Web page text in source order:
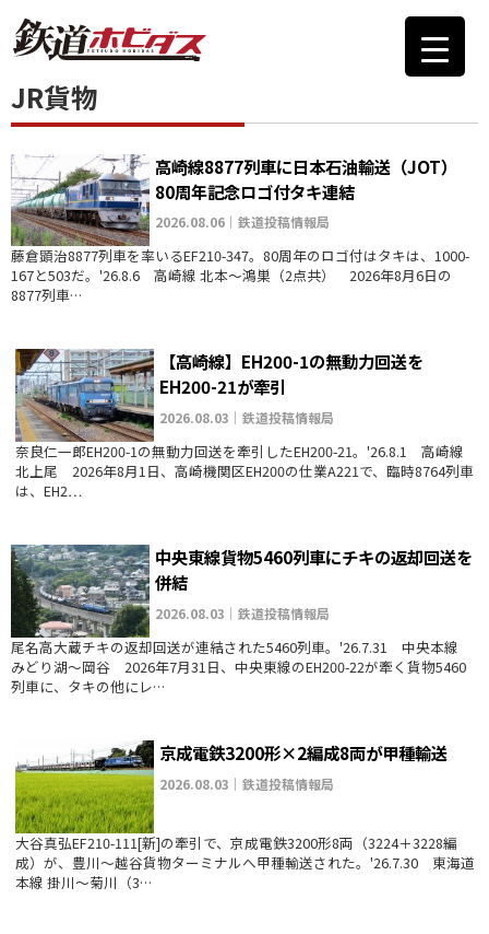
JR貨物
高崎線8877列車に日本石油輸送（JOT）
80周年記念ロゴ付タキ連結
2026.08.06｜鉄道投稿情報局
藤倉顕治8877列車を率いるEF210-347。80周年のロゴ付はタキは、1000-
167と503だ。'26.8.6 高崎線 北本～鴻巣（2点共） 2026年8月6日の
8877列車…
【高崎線】EH200-1の無動力回送を
EH200-21が牽引
2026.08.03｜鉄道投稿情報局
奈良仁一郎EH200-1の無動力回送を牽引したEH200-21。'26.8.1 高崎線
北上尾 2026年8月1日、高崎機関区EH200の仕業A221で、臨時8764列車
は、EH2…
中央東線貨物5460列車にチキの返却回送を
併結
2026.08.03｜鉄道投稿情報局
尾名高大蔵チキの返却回送が連結された5460列車。'26.7.31 中央本線
みどり湖～岡谷 2026年7月31日、中央東線のEH200-22が牽く貨物5460
列車に、タキの他にレ…
京成電鉄3200形×2編成8両が甲種輸送
2026.08.03｜鉄道投稿情報局
大谷真弘EF210-111[新]の牽引で、京成電鉄3200形8両（3224＋3228編
成）が、豊川～越谷貨物ターミナルへ甲種輸送された。'26.7.30 東海道
本線 掛川～菊川（3…